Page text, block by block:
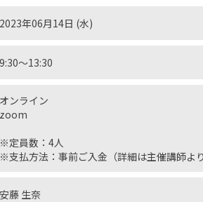
2023年06月14日 (水)
9:30〜13:30
オンライン
zoom
※定員数：4人
※支払方法：事前ご入金（詳細は主催講師よ
安藤 生奈